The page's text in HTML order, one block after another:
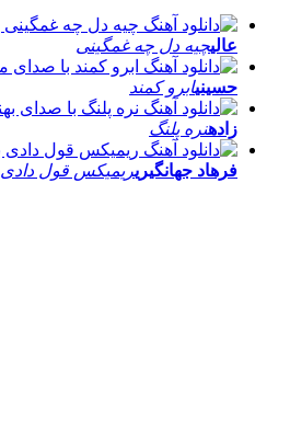
عالیچیه دل چه غمگینی
حسینیابرو کمند
زادهنره پلنگ
فرهاد جهانگیریریمیکس قول دادی